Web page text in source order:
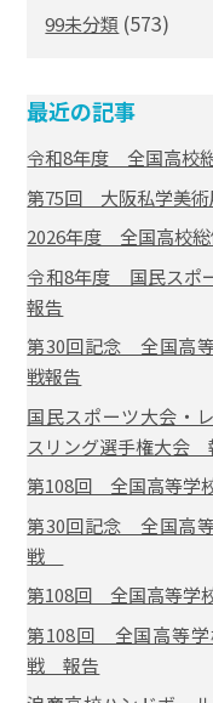
99未分類 (573)
最近の記事
令和8年度 全国高校
第75回 大阪私学美
2026年度 全国高校
令和8年度 国民スポ
報告
第30回記念 全国高
戦報告
国民スポーツ大会・
スリング選手権大会
第108回 全国高等学
第30回記念 全国高
戦
第108回 全国高等学
第108回 全国高等
戦 報告